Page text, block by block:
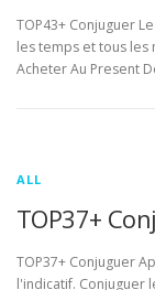
TOP43+ Conjuguer
les temps et tous les
Acheter Au Present
ALL
TOP37+
TOP37+ Conjuguer
l'indicatif. Conjuguer